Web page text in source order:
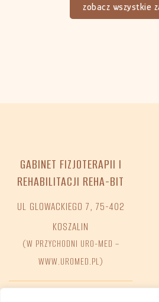
zobacz wszystkie
GABINET FIZJOTERAPII I
REHABILITACJI REHA-BIT
UL GLOWACKIEGO 7, 75-402
KOSZALIN
(W PRZYCHODNI URO-MED –
WWW.UROMED.PL)